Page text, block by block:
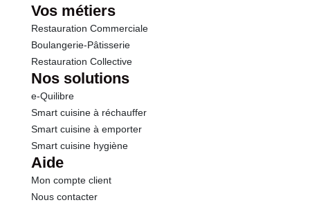
Vos métiers
Restauration Commerciale
Boulangerie-Pâtisserie
Restauration Collective
Nos solutions
e-Quilibre
Smart cuisine à réchauffer
Smart cuisine à emporter
Smart cuisine hygiène
Aide
Mon compte client
Nous contacter